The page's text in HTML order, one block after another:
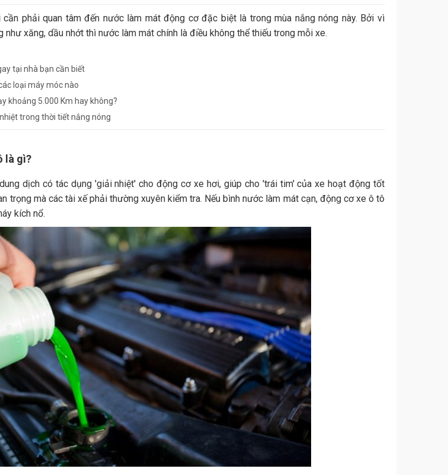
phải quan tâm đến nước làm mát động cơ đặc biệt là trong mùa nắng nóng này. Bởi vì
như xăng, dầu nhớt thì nước làm mát chính là điều không thể thiếu trong mỗi xe.
tại nhà bạn cần biết
loại máy móc nào
khoảng 5.000 Km hay không?
trong thời tiết nắng nóng
là gì?
dịch có tác dụng 'giải nhiệt' cho động cơ xe hơi, giúp cho 'trái tim' của xe hoạt động tốt
trọng mà các tài xế phải thường xuyên kiểm tra. Nếu bình nước làm mát cạn, động cơ xe ô tô
kích nổ.